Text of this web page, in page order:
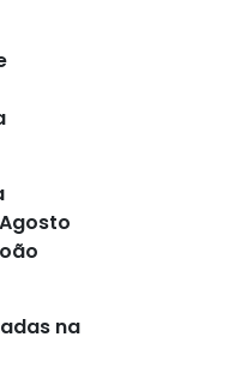
na